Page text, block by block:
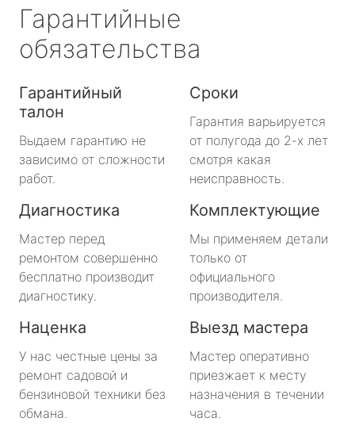
Гарантийные
обязательства
Гарантийный
талон
Выдаем гарантию не
зависимо от сложности
работ.
Сроки
Гарантия варьируется
от полугода до 2-х лет
смотря какая
неисправность.
Диагностика
Мастер перед
ремонтом совершенно
бесплатно производит
диагностику.
Комплектующие
Мы применяем детали
только от
официального
производителя.
Наценка
У нас честные цены за
ремонт садовой и
бензиновой техники без
обмана.
Выезд мастера
Мастер оперативно
приезжает к месту
назначения в течении
часа.